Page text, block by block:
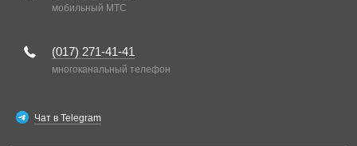
мобильный MTC
(017) 271-41-41
многоканальный телефон
Чат в Telegram